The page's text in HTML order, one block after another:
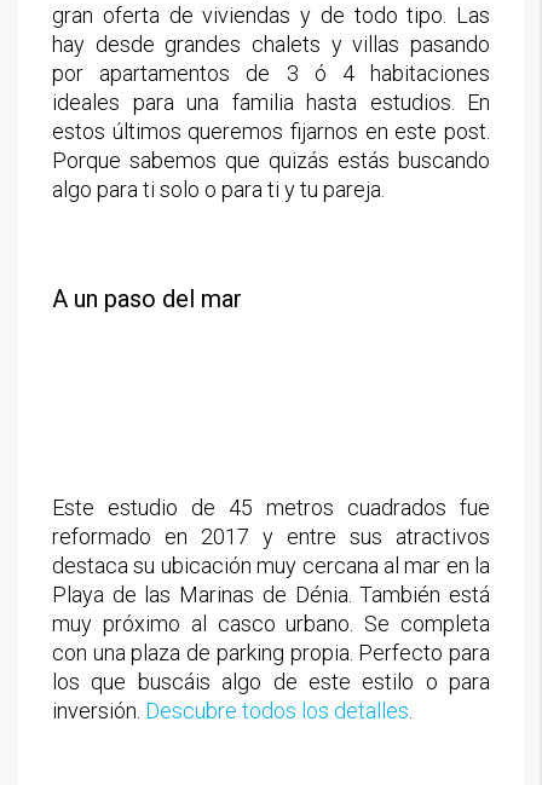
gran oferta de viviendas y de todo tipo. Las
hay desde grandes chalets y villas pasando
por apartamentos de 3 ó 4 habitaciones
ideales para una familia hasta estudios. En
estos últimos queremos fijarnos en este post.
Porque sabemos que quizás estás buscando
algo para ti solo o para ti y tu pareja.
A un paso del mar
Este estudio de 45 metros cuadrados fue
reformado en 2017 y entre sus atractivos
destaca su ubicación muy cercana al mar en la
Playa de las Marinas de Dénia. También está
muy próximo al casco urbano. Se completa
con una plaza de parking propia. Perfecto para
los que buscáis algo de este estilo o para
inversión. Descubre todos los detalles